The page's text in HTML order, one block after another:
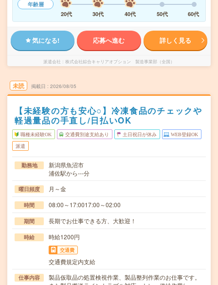
年齢層
20代
30代 40代 50代 60代
気になる! 応募へ進む 詳しく見る
派遣会社 株式会社綜合キャリアオプション 製造事業部（全国）
未読 掲載日 2026/08/05
【未経験の方も安心○】冷凍食品のチェックや
軽過量品の手直し/日払いOK
職種未経験OK 交通費別途支給あり 土日祝日が休み WEB登録OK
派遣
勤務地
新潟県魚沼市
浦佐駅から---分
曜日頻度 月～金
時間 08:00～17:0017:00～02:00
期間 長期でお仕事できる方、大歓迎！
時給 時給1200円
交通費
交通費規定内支給
仕事内容
製品仮取品の処置検視作業、製品整列作業のお仕事です。